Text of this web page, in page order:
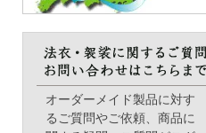
オーダーメイド製品に対す
るご質問やご依頼、商品に